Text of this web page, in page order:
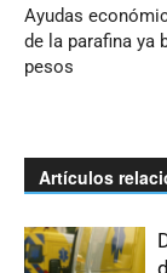
Ayudas
de la parafina ya
pesos
Artículos